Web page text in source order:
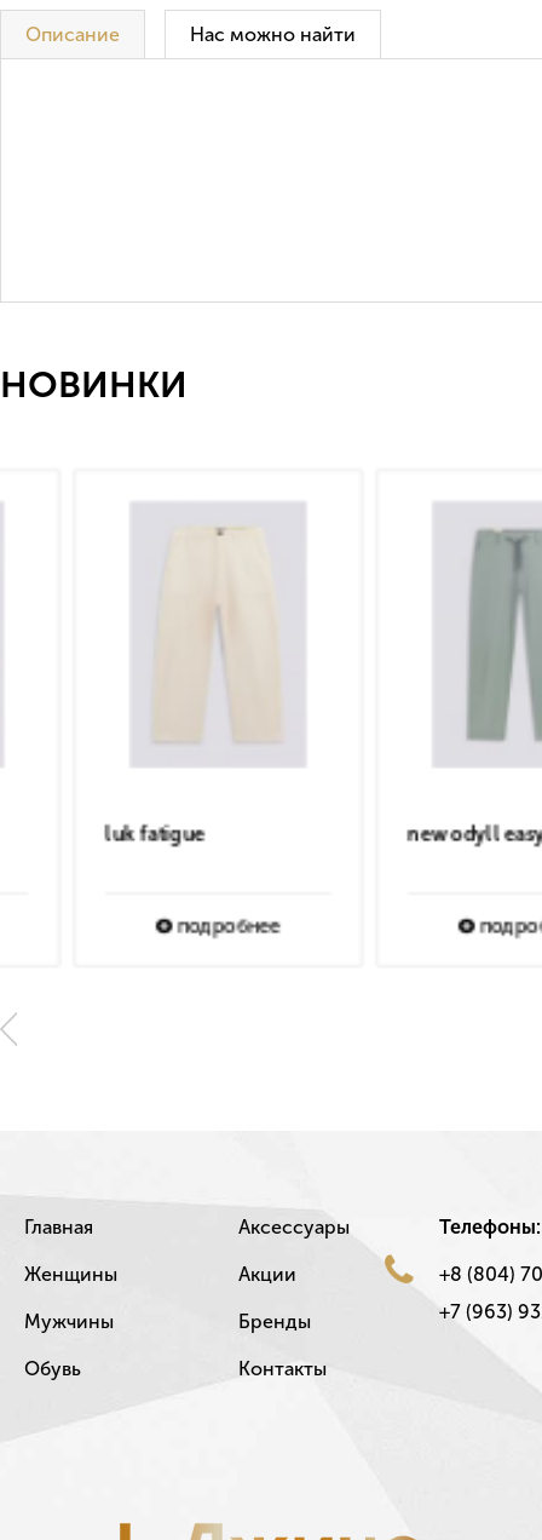
Описание Нас можно найти
НОВИНКИ
duke chino short
подробнее
IRIN COLORFULL
подробнее
Главная
Женщины
Мужчины
Обувь
Аксессуары
Акции
Бренды
Контакты
Телефоны:
+8 (804)
+7 (963)